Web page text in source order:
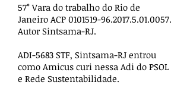
57° Vara do trabalho do Rio de
Janeiro ACP 0101519-96.2017.5.01.0057.
Autor Sintsama-RJ.
ADI-5683 STF, Sintsama-RJ entrou
como Amicus curi nessa Adi do PSOL
e Rede Sustentabilidade.